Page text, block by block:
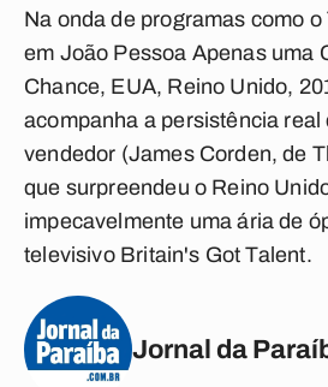
Na onda de programas como
em João Pessoa Apenas uma
Chance, EUA, Reino Unido,
acompanha a persistência real
vendedor (James Corden, de
que surpreendeu o Reino
impecavelmente uma ária de
televisivo Britain's Got Talent.
Jornal da